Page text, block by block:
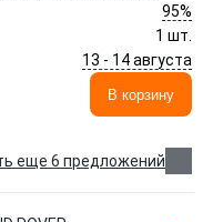
95%
1 шт.
13 - 14 августа
В корзину
еще 6 предложений